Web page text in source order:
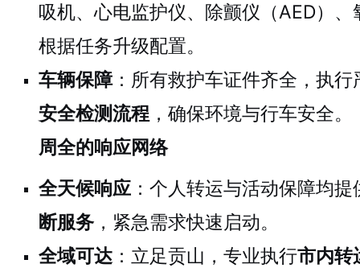
吸机、心电监护仪、除颤仪（AED）
根据任务升级配置。
车辆保障：所有救护车证件齐全，执行
安全检测流程 ，确保环境与行车安全。
周全的响应网络
全天候响应 ：个人转运与活动保障均
断服务 ，紧急需求快速启动。
全域可达：立足贡山，专业执行市内转